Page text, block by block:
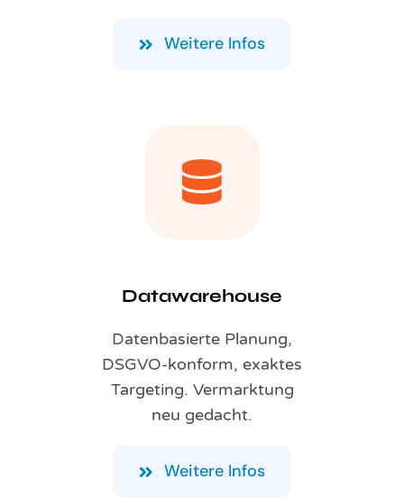
Weitere Infos
Datawarehouse
Datenbasierte Planung,
DSGVO-konform, exaktes
Targeting. Vermarktung
neu gedacht.
Weitere Infos